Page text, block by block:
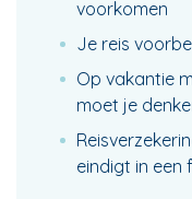
voorkomen
Je reis
Op vakantie
moet je
eindigt in een